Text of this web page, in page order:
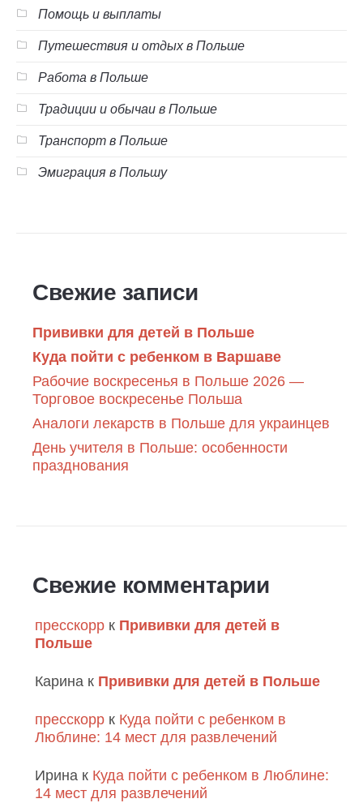
Помощь и выплаты
Путешествия и отдых в Польше
Работа в Польше
Традиции и обычаи в Польше
Транспорт в Польше
Эмиграция в Польшу
Свежие записи
Прививки для детей в Польше
Куда пойти с ребенком в Варшаве
Рабочие воскресенья в Польше 2026 —
Торговое воскресенье Польша
Аналоги лекарств в Польше для украинцев
День учителя в Польше: особенности
празднования
Свежие комментарии
пресскорр к Прививки для детей в
Польше
Карина к Прививки для детей в Польше
пресскорр к Куда пойти с ребенком в
Люблине: 14 мест для развлечений
Ирина к Куда пойти с ребенком в Люблине:
14 мест для развлечений